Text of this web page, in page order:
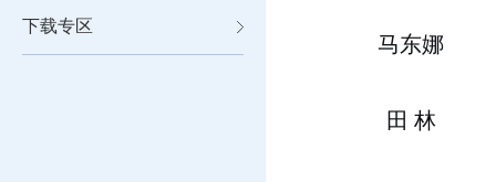
下载专区
马东娜
田 林